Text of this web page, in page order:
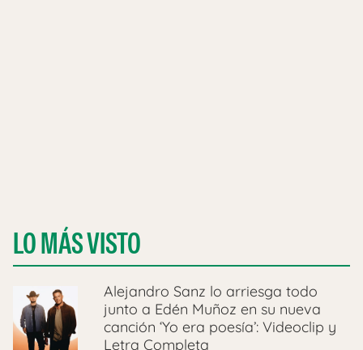
LO MÁS VISTO
Alejandro Sanz lo arriesga todo
junto a Edén Muñoz en su nueva
canción ‘Yo era poesía’: Videoclip y
Letra Completa